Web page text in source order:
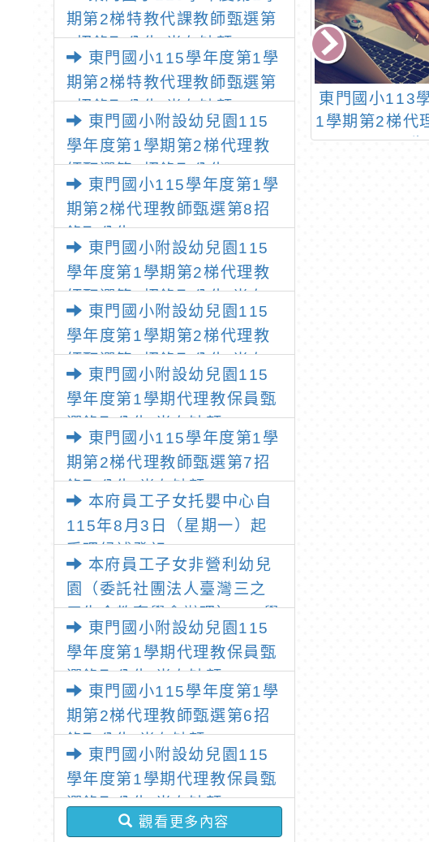
仁踴躍參加
期第2梯特教代課教師甄選第
1招錄取公告(尚有缺額)
東門國小115學年度第1學
期第2梯特教代理教師甄選第
1招錄取公告(尚有缺額)
東門國小附設幼兒園115
學年度第1學期第2梯代理教
師甄選第3招錄取公告
東門國小115學年度第1學
期第2梯代理教師甄選第8招
錄取公告
東門國小附設幼兒園115
學年度第1學期第2梯代理教
師甄選第2招錄取公告(尚有
缺額)
東門國小附設幼兒園115
學年度第1學期第2梯代理教
師甄選第1招錄取公告(尚有
缺額)
東門國小附設幼兒園115
學年度第1學期代理教保員甄
選錄取公告(尚有缺額)
東門國小115學年度第1學
期第2梯代理教師甄選第7招
錄取公告(尚有缺額)
本府員工子女托嬰中心自
115年8月3日（星期一）起
受理候補登記
本府員工子女非營利幼兒
園（委託社團法人臺灣三之
三生命教育學會辦理）115學
年度尚有招收名額，並自115
年8月3日（星期一）起受理
候補登記
東門國小附設幼兒園115
學年度第1學期代理教保員甄
選錄取公告(尚有缺額)
東門國小115學年度第1學
期第2梯代理教師甄選第6招
錄取公告(尚有缺額)
東門國小附設幼兒園115
學年度第1學期代理教保員甄
選錄取公告(尚有缺額)
觀看更多內容
110學年度第
梯第4次特教
師甄選錄取公
轉知市府所屬公教員工
110年健康檢查優惠方
案
東門國小113
1學期第2梯代
取公告